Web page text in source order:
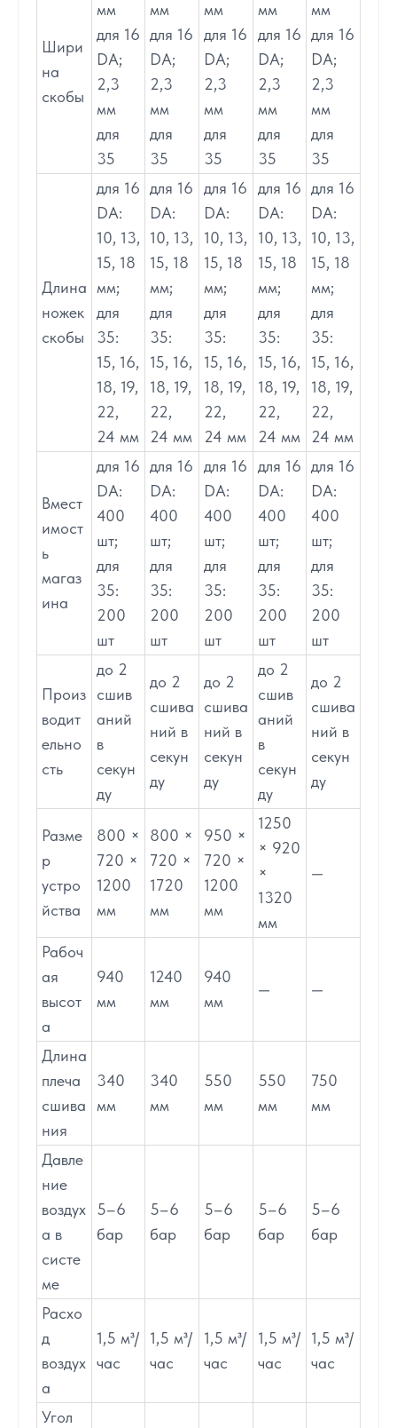
Шири
на
скобы
мм
для 16
DA;
2,3
мм
для
35
мм
для 16
DA;
2,3
мм
для
35
мм
для 16
DA;
2,3
мм
для
35
мм
для 16
DA;
2,3
мм
для
35
мм
для 16
DA;
2,3
мм
для
35
Длина
ножек
скобы
для 16
DA:
10, 13,
15, 18
мм;
для
35:
15, 16,
18, 19,
22,
24 мм
для 16
DA:
10, 13,
15, 18
мм;
для
35:
15, 16,
18, 19,
22,
24 мм
для 16
DA:
10, 13,
15, 18
мм;
для
35:
15, 16,
18, 19,
22,
24 мм
для 16
DA:
10, 13,
15, 18
мм;
для
35:
15, 16,
18, 19,
22,
24 мм
для 16
DA:
10, 13,
15, 18
мм;
для
35:
15, 16,
18, 19,
22,
24 мм
Вмест
имост
ь
магаз
ина
для 16
DA:
400
шт;
для
35:
200
шт
для 16
DA:
400
шт;
для
35:
200
шт
для 16
DA:
400
шт;
для
35:
200
шт
для 16
DA:
400
шт;
для
35:
200
шт
для 16
DA:
400
шт;
для
35:
200
шт
Произ
водит
ельно
сть
до 2
сшив
аний
в
секун
ду
до 2
сшива
ний в
секун
ду
до 2
сшива
ний в
секун
ду
до 2
сшив
аний
в
секун
ду
до 2
сшива
ний в
секун
ду
Разме
р
устро
йства
800 ×
720 ×
1200
мм
800 ×
720 ×
1720
мм
950 ×
720 ×
1200
мм
1250
× 920
×
1320
мм
—
Рабоч
ая
высот
а
940
мм
1240
мм
940
мм
— —
Длина
плеча
сшива
ния
340
мм
340
мм
550
мм
550
мм
750
мм
Давле
ние
воздух
а в
систе
ме
5–6
бар
5–6
бар
5–6
бар
5–6
бар
5–6
бар
Расхо
д
воздух
а
1,5 м³/
час
1,5 м³/
час
1,5 м³/
час
1,5 м³/
час
1,5 м³/
час
Угол